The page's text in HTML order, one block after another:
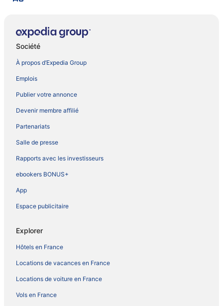
Société
À propos d’Expedia Group
Emplois
Publier votre annonce
Devenir membre affilié
Partenariats
Salle de presse
Rapports avec les investisseurs
ebookers BONUS+
App
Espace publicitaire
Explorer
Hôtels en France
Locations de vacances en France
Locations de voiture en France
Vols en France